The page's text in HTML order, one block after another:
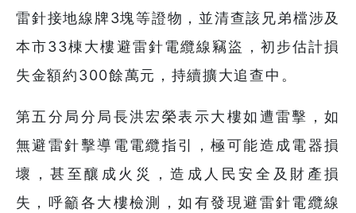
雷針接地線牌3塊等證物，並清查該兄弟檔涉及
本市33棟大樓避雷針電纜線竊盜，初步估計損
失金額約300餘萬元，持續擴大追查中。
第五分局分局長洪宏榮表示大樓如遭雷擊，如
無避雷針擊導電電纜指引，極可能造成電器損
壞，甚至釀成火災，造成人民安全及財產損
失，呼籲各大樓檢測，如有發現避雷針電纜線